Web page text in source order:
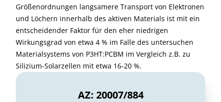
Größenordnungen langsamere Transport von Elektronen
und Löchern innerhalb des aktiven Materials ist mit ein
entscheidender Faktor für den eher niedrigen
Wirkungsgrad von etwa 4 % im Falle des untersuchen
Materialsystems von P3HT:PCBM im Vergleich z.B. zu
Silizium-Solarzellen mit etwa 16-20 %.
AZ: 20007/884